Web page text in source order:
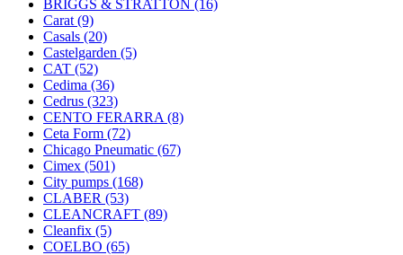
BRIGGS & STRATTON (16)
Carat (9)
Casals (20)
Castelgarden (5)
CAT (52)
Cedima (36)
Cedrus (323)
CENTO FERARRA (8)
Ceta Form (72)
Chicago Pneumatic (67)
Cimex (501)
City pumps (168)
CLABER (53)
CLEANCRAFT (89)
Cleanfix (5)
COELBO (65)